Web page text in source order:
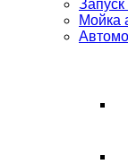
Мойка